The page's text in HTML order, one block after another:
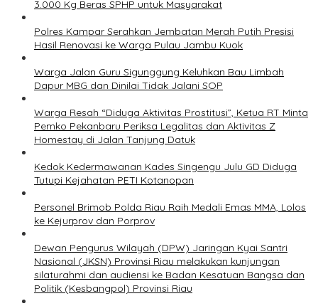
3.000 Kg Beras SPHP untuk Masyarakat
Polres Kampar Serahkan Jembatan Merah Putih Presisi
Hasil Renovasi ke Warga Pulau Jambu Kuok
Warga Jalan Guru Sigunggung Keluhkan Bau Limbah
Dapur MBG dan Dinilai Tidak Jalani SOP
Warga Resah “Diduga Aktivitas Prostitusi”, Ketua RT Minta
Pemko Pekanbaru Periksa Legalitas dan Aktivitas Z
Homestay di Jalan Tanjung Datuk
Kedok Kedermawanan Kades Singengu Julu GD Diduga
Tutupi Kejahatan PETI Kotanopan
Personel Brimob Polda Riau Raih Medali Emas MMA, Lolos
ke Kejurprov dan Porprov
Dewan Pengurus Wilayah (DPW) Jaringan Kyai Santri
Nasional (JKSN) Provinsi Riau melakukan kunjungan
silaturahmi dan audiensi ke Badan Kesatuan Bangsa dan
Politik (Kesbangpol) Provinsi Riau